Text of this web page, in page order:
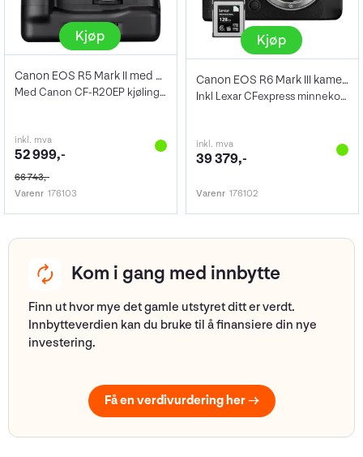
Kjøp
Canon EOS R5 Mark II med grep
Med Canon CF-R20EP kjøling og ethernet
inkl. mva
52 999,-
66 743,-
Varenr 176103
Kjøp
Canon EOS R6 Mark III kamerahus kit
Inkl Lexar CFexpress minnekort 128GB
inkl. mva
39 379,-
Varenr 176102
Kom i gang med innbytte
Finn ut hvor mye det gamle utstyret ditt er verdt.
Innbytteverdien kan du bruke til å finansiere din nye
investering.
Få en verdivurdering her →